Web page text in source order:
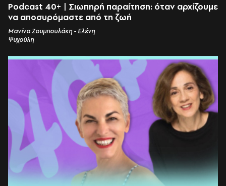
Podcast 40+ | Σιωπηρή παραίτηση: όταν αρχίζουμε
να αποσυρόμαστε από τη ζωή
Μανίνα Ζουμπουλάκη - Ελένη
Ψυχούλη